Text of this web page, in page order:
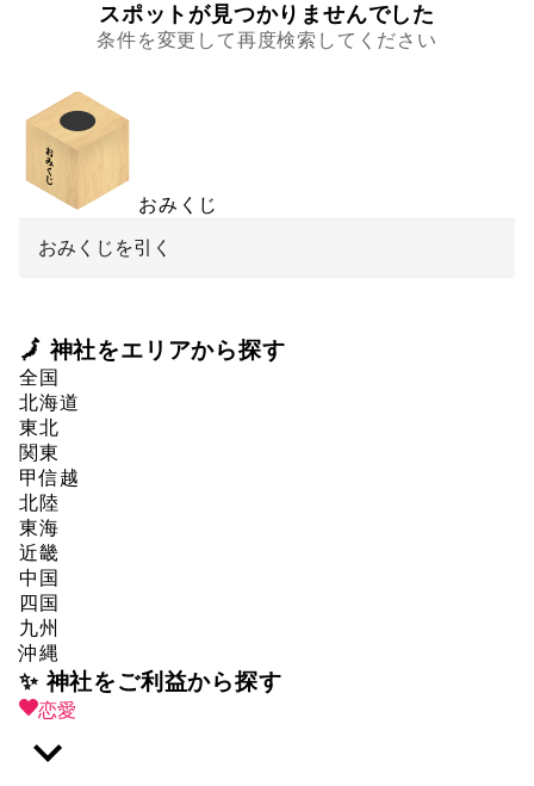
スポットが見つかりませんでした
条件を変更して再度検索してください
おみくじ
おみくじを引く
🗾 神社をエリアから探す
全国
北海道
東北
関東
甲信越
北陸
東海
近畿
中国
四国
九州
沖縄
✨ 神社をご利益から探す
恋愛